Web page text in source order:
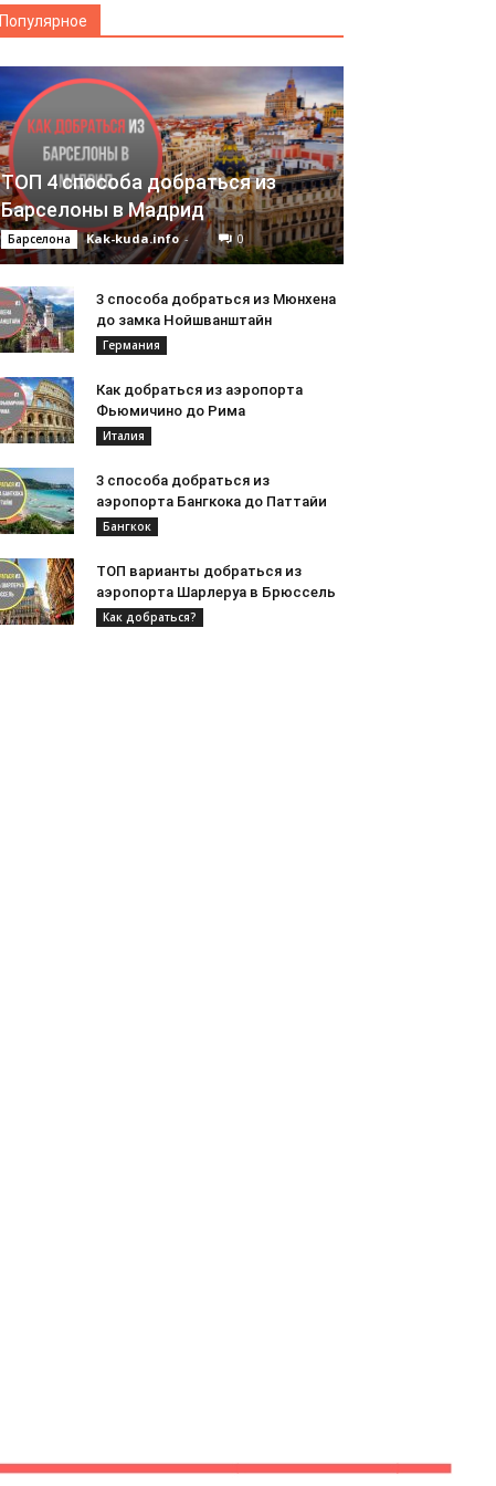
Популярное
ТОП 4 способа добраться из
Барселоны в Мадрид
Барселона Kak-kuda.info - 0
3 способа добраться из Мюнхена
до замка Нойшванштайн
Германия
Как добраться из аэропорта
Фьюмичино до Рима
Италия
3 способа добраться из
аэропорта Бангкока до Паттайи
Бангкок
ТОП варианты добраться из
аэропорта Шарлеруа в Брюссель
Как добраться?